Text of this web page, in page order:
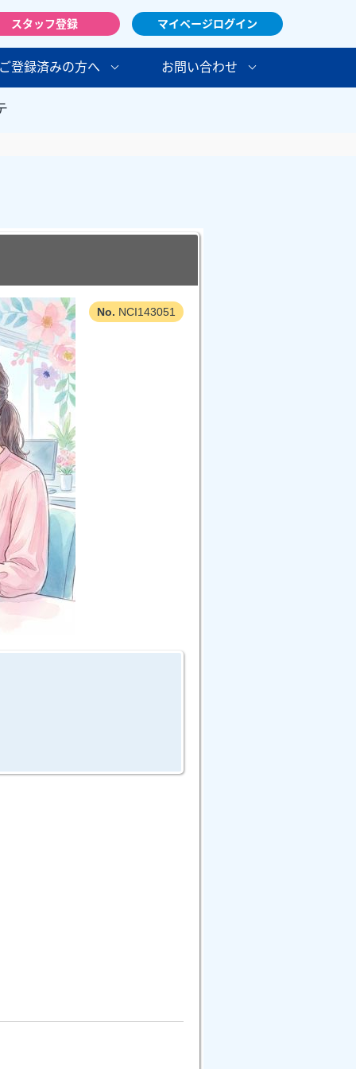
スタッフ登録 マイページログイン
登録済みの方へ お問い合わせ
NCI143051